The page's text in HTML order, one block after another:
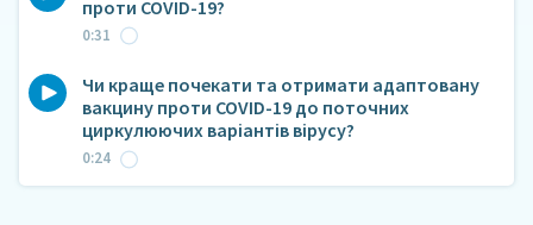
проти COVID-19?
0:31
Чи краще почекати та отримати адаптовану
вакцину проти COVID-19 до поточних
циркулюючих варіантів вірусу?
0:24